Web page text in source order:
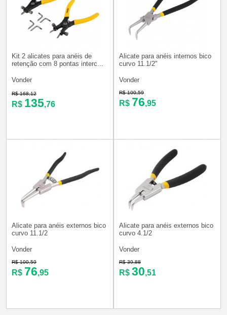
Kit 2 alicates para anéis de
retenção com 8 pontas interc...
Vonder
R$ 168,12
R$ 135,76
Alicate para anéis internos bico
curvo 11.1/2"
Vonder
R$ 100,59
R$ 76,95
Alicate para anéis externos bico
curvo 11.1/2
Vonder
R$ 100,59
R$ 76,95
Alicate para anéis externos bico
curvo 4.1/2
Vonder
R$ 39,88
R$ 30,51